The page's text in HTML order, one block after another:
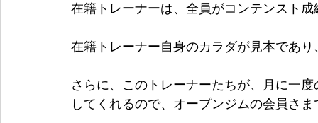
在籍トレーナーは、全員がコンテンスト
在籍トレーナー自身のカラダが見本であ
さらに、このトレーナーたちが、月に一
してくれるので、オープンジムの会員さ